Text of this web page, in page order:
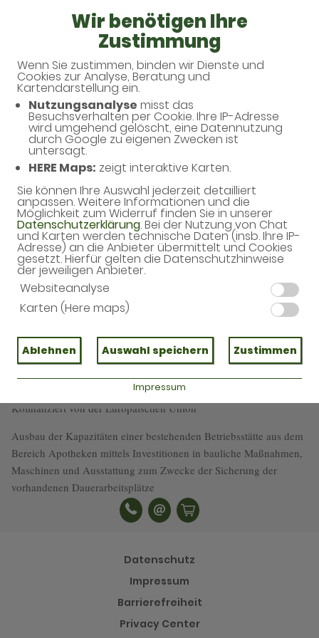
Wir benötigen Ihre
Zustimmung
Wenn Sie zustimmen, binden wir Dienste und
Cookies zur Analyse, Beratung und
Kartendarstellung ein.
Nutzungsanalyse misst das
Besuchsverhalten per Cookie. Ihre IP-Adresse
wird umgehend gelöscht, eine Datennutzung
durch Google zu eigenen Zwecken ist
untersagt.
HERE Maps: zeigt interaktive Karten.
Sie können Ihre Auswahl jederzeit detailliert
anpassen. Weitere Informationen und die
Möglichkeit zum Widerruf finden Sie in unserer
Datenschutzerklärung. Bei der Nutzung von Chat
und Karten werden technische Daten (insb. Ihre IP-
Adresse) an die Anbieter übermittelt und Cookies
gesetzt. Hierfür gelten die Datenschutzhinweise
der jeweiligen Anbieter.
Websiteanalyse
Karten (Here maps)
Ablehnen Auswahl speichern Zustimmen
Impressum
Ausbau der Kapazitäten unserer
Apotheke zur Sicherung der
vorhandenen
Dauerarbeitsplätze
Aktuelles 15.06.2026
Kofinanziert von der Europäischen Union
Ausbau der Kapazitäten einer bestehenden Betriebsstätte aus dem
Bereich Apotheken mittels Investitionen in bauliche Maßnahmen,
Maschinen und Ausstattung zum Zwecke der Sicherung der
vorhandenen Dauerarbeitsplätze
Datenschutz
Impressum
Barrierefreiheit
Privacy Center